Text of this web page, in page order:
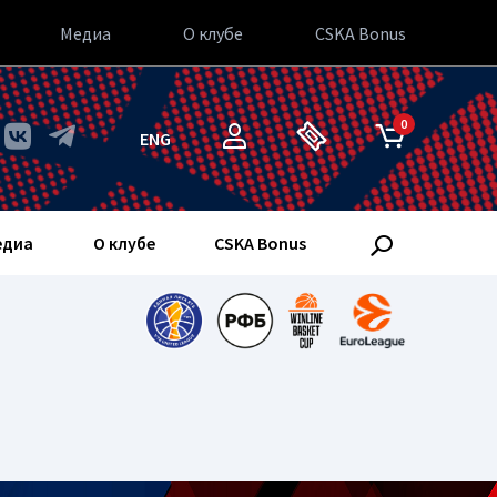
Медиа О клубе CSKA Bonus
ENG
0
О клубе CSKA Bonus